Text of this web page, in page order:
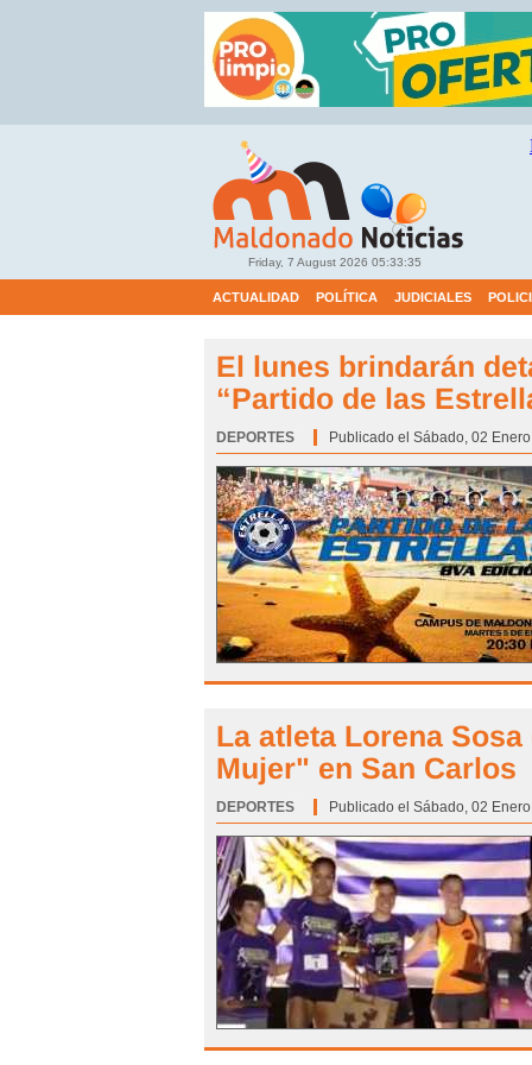
Friday, 7 August 2026 05:33:36
ACTUALIDAD POLÍTICA JUDICIALES
El lunes brindarán
“Partido de las
DEPORTES Publicado el Sábado, 02
La atleta Lorena
Mujer" en San Carlos
DEPORTES Publicado el Sábado, 02